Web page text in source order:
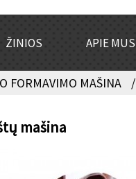
ŽINIOS APIE MUS
FORMAVIMO MAŠINA
mašina